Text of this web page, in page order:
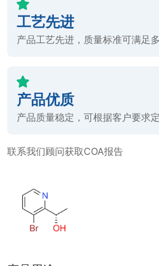
工艺先进
产品工艺先进，质量标准可满足
产品优质
产品质量稳定，可根据客户要求
联系我们顾问获取COA报告